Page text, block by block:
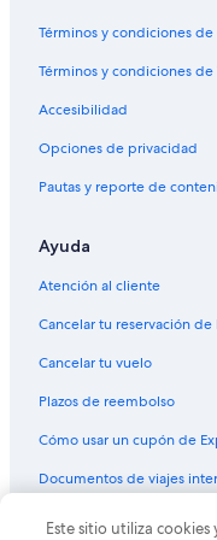
Términos y condiciones
Términos y condiciones
Accesibilidad
Opciones de privacidad
Pautas y reporte de
Ayuda
Atención al cliente
Cancelar tu reservación
Cancelar tu vuelo
Plazos de reembolso
Cómo usar un cupón de
Documentos de viajes
© 2026 Expedia, Inc., una
Este sitio utiliza